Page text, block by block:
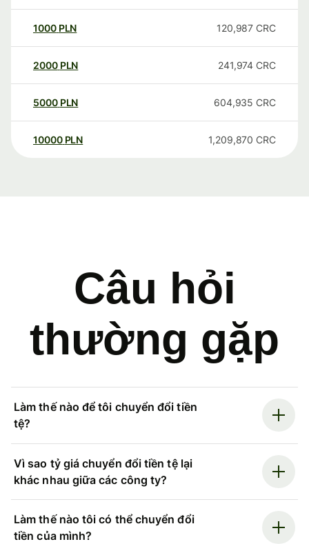
1000 PLN 120,987 CRC
2000 PLN 241,974 CRC
5000 PLN 604,935 CRC
10000 PLN 1,209,870 CRC
Câu hỏi
thường gặp
Làm thế nào để tôi chuyển đổi tiền
tệ?
Vì sao tỷ giá chuyển đổi tiền tệ lại
khác nhau giữa các công ty?
Làm thế nào tôi có thể chuyển đổi
tiền của mình?